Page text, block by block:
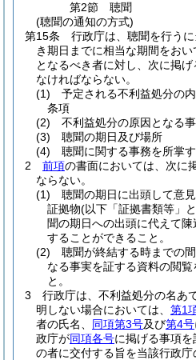
第2節
聴聞
(聴聞の通知の方式)
第15条
行政庁は、聴聞を行う
き期日までに相当な期間をお
となるべき者に対し、次に掲
なければならない。
(1)
予定される不利益処分の
条項
(2)
不利益処分の原因となる
(3)
聴聞の期日及び場所
(4)
聴聞に関する事務を所掌
2
前項の書面においては、次に
ならない。
(1)
聴聞の期日に出頭して意
証拠物(以下「証拠書類等」
聞の期日への出頭に代えて
することができること。
(2)
聴聞が終結する時までの
なる事実を証する資料の閲
と。
3
行政庁は、不利益処分の名あ
明しない場合においては、 第1
者の氏名、 同項第3号及び第4号
政庁が同項各号に掲げる事項
の者に交付する旨を当該行政